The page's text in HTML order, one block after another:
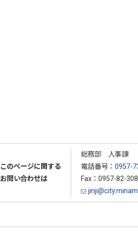
このページに関する
お問い合わせは
総務部 人事課
電話番号： 0957-
Fax：0957-82-